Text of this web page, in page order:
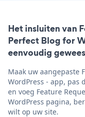
Het insluiten van
Perfect Blog for
eenvoudig
Maak uw aangepaste
WordPress - app, pas
en voeg Feature
WordPress pagina,
wilt op uw site.